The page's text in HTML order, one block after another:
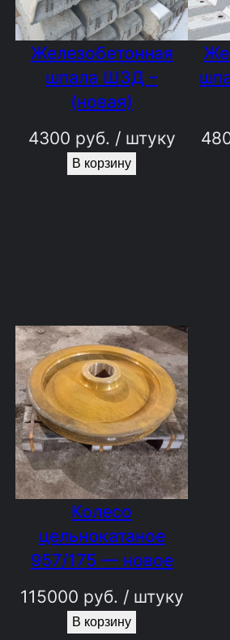
Железобетонная
шпала Ш3Д –
(новая)
4300 руб. / штуку
В корзину
Колесо
цельнокатаное
957/175 — новое
115000 руб. / штуку
В корзину